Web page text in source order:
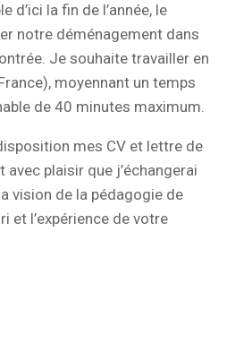
d’ici la fin de l’année, le
notre déménagement dans
Je souhaite travailler en
moyennant un temps
de 40 minutes maximum.
mes CV et lettre de
avec plaisir que j’échangerai
vision de la pédagogie de
et l’expérience de votre